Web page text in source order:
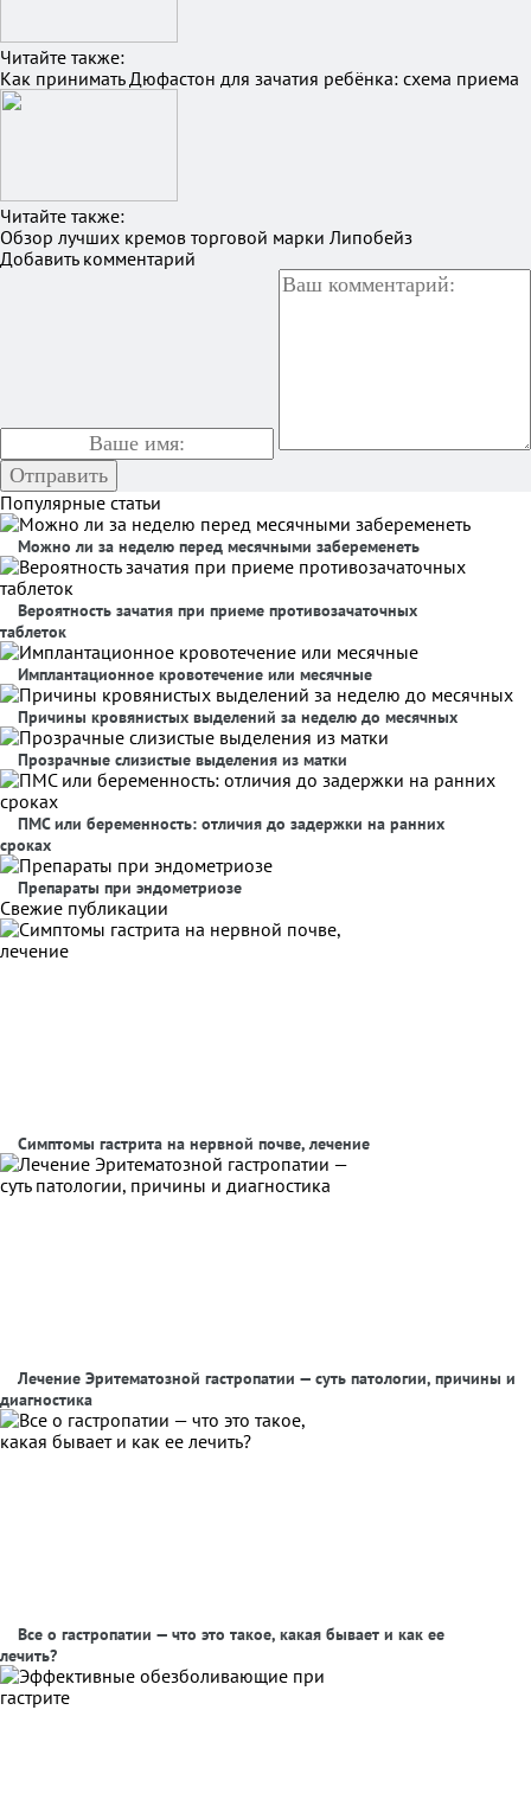
Читайте также:
Как принимать Дюфастон для зачатия ребёнка: схема приема
Читайте также:
Обзор лучших кремов торговой марки Липобейз
Добавить комментарий
Популярные статьи
Можно ли за неделю перед месячными забеременеть
Вероятность зачатия при приеме противозачаточных
таблеток
Имплантационное кровотечение или месячные
Причины кровянистых выделений за неделю до месячных
Прозрачные слизистые выделения из матки
ПМС или беременность: отличия до задержки на ранних
сроках
Препараты при эндометриозе
Свежие публикации
Симптомы гастрита на нервной почве, лечение
Лечение Эритематозной гастропатии — суть патологии, причины и
диагностика
Все о гастропатии — что это такое, какая бывает и как ее
лечить?